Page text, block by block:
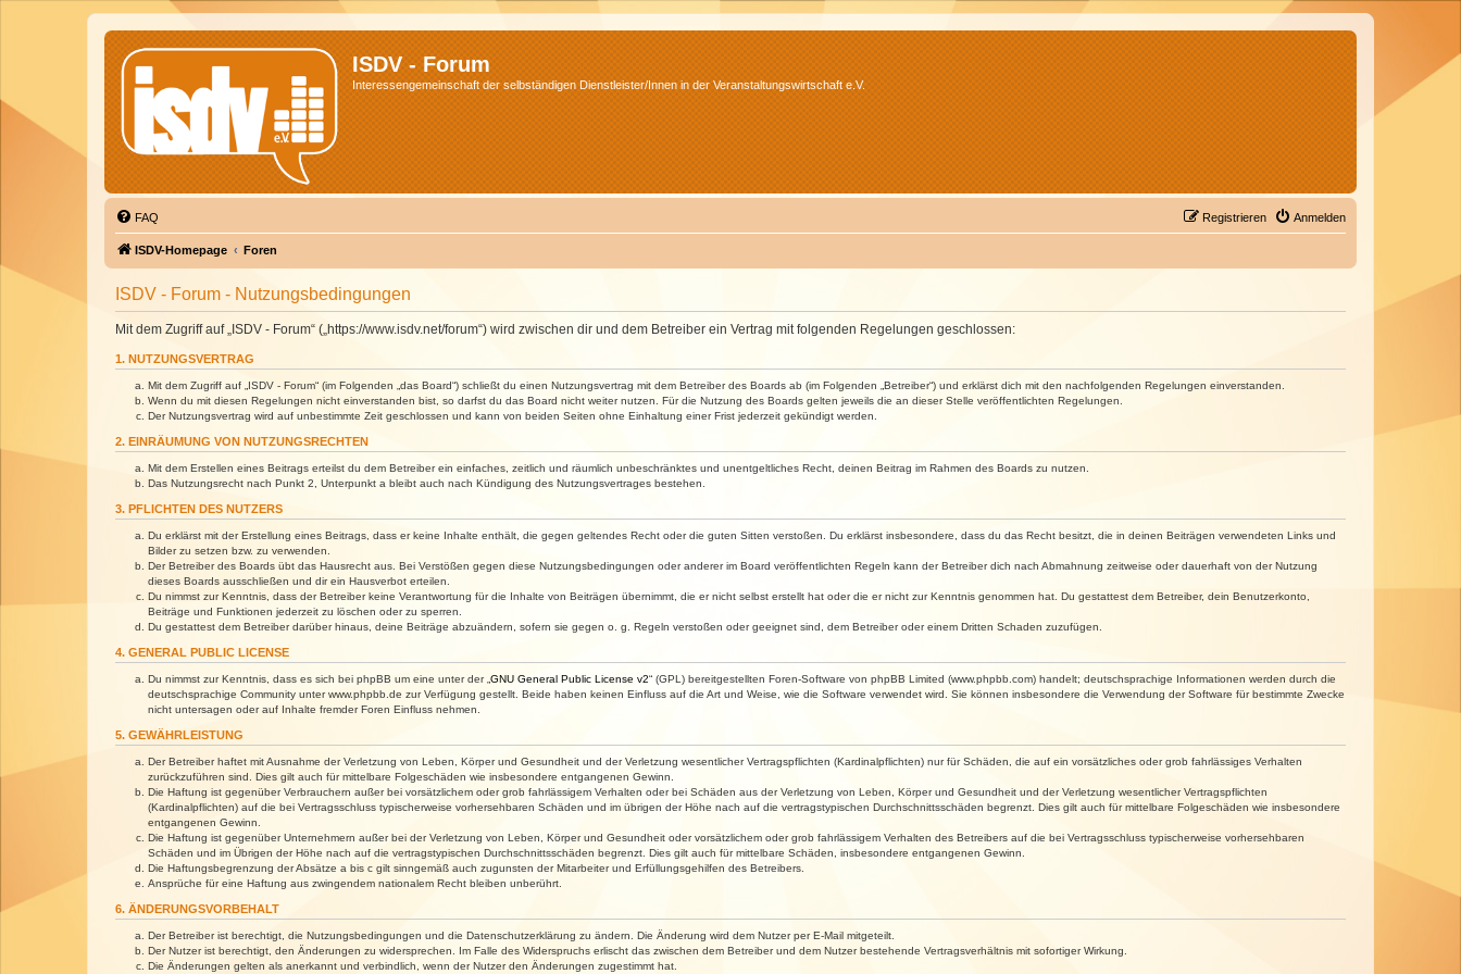
ISDV - Forum
Interessengemeinschaft der selbständigen Dienstleister/Innen in der Veranstaltungswirtschaft e.V.
FAQ Anmelden
Registrieren
ISDV-Homepage Foren
ISDV - Forum - Nutzungsbedingungen
Mit dem Zugriff auf „ISDV - Forum“ („https://www.isdv.net/forum“) wird zwischen dir und dem Betreiber ein Vertrag mit folgenden Regelungen geschlossen:
1. NUTZUNGSVERTRAG
Mit dem Zugriff auf „ISDV - Forum“ (im Folgenden „das Board“) schließt du einen Nutzungsvertrag mit dem Betreiber des Boards ab (im Folgenden „Betreiber“) und erklärst dich mit den nachfolgenden Regelungen einverstanden.
Wenn du mit diesen Regelungen nicht einverstanden bist, so darfst du das Board nicht weiter nutzen. Für die Nutzung des Boards gelten jeweils die an dieser Stelle veröffentlichten Regelungen.
Der Nutzungsvertrag wird auf unbestimmte Zeit geschlossen und kann von beiden Seiten ohne Einhaltung einer Frist jederzeit gekündigt werden.
2. EINRÄUMUNG VON NUTZUNGSRECHTEN
Mit dem Erstellen eines Beitrags erteilst du dem Betreiber ein einfaches, zeitlich und räumlich unbeschränktes und unentgeltliches Recht, deinen Beitrag im Rahmen des Boards zu nutzen.
Das Nutzungsrecht nach Punkt 2, Unterpunkt a bleibt auch nach Kündigung des Nutzungsvertrages bestehen.
3. PFLICHTEN DES NUTZERS
Du erklärst mit der Erstellung eines Beitrags, dass er keine Inhalte enthält, die gegen geltendes Recht oder die guten Sitten verstoßen. Du erklärst insbesondere, dass du das Recht besitzt, die in deinen Beiträgen verwendeten Links und
Bilder zu setzen bzw. zu verwenden.
Der Betreiber des Boards übt das Hausrecht aus. Bei Verstößen gegen diese Nutzungsbedingungen oder anderer im Board veröffentlichten Regeln kann der Betreiber dich nach Abmahnung zeitweise oder dauerhaft von der Nutzung
dieses Boards ausschließen und dir ein Hausverbot erteilen.
Du nimmst zur Kenntnis, dass der Betreiber keine Verantwortung für die Inhalte von Beiträgen übernimmt, die er nicht selbst erstellt hat oder die er nicht zur Kenntnis genommen hat. Du gestattest dem Betreiber, dein Benutzerkonto,
Beiträge und Funktionen jederzeit zu löschen oder zu sperren.
Du gestattest dem Betreiber darüber hinaus, deine Beiträge abzuändern, sofern sie gegen o. g. Regeln verstoßen oder geeignet sind, dem Betreiber oder einem Dritten Schaden zuzufügen.
4. GENERAL PUBLIC LICENSE
Du nimmst zur Kenntnis, dass es sich bei phpBB um eine unter der „ GNU General Public License v2“ (GPL) bereitgestellten Foren-Software von phpBB Limited (www.phpbb.com) handelt; deutschsprachige Informationen werden durch die
deutschsprachige Community unter www.phpbb.de zur Verfügung gestellt. Beide haben keinen Einfluss auf die Art und Weise, wie die Software verwendet wird. Sie können insbesondere die Verwendung der Software für bestimmte Zwecke
nicht untersagen oder auf Inhalte fremder Foren Einfluss nehmen.
5. GEWÄHRLEISTUNG
Der Betreiber haftet mit Ausnahme der Verletzung von Leben, Körper und Gesundheit und der Verletzung wesentlicher Vertragspflichten (Kardinalpflichten) nur für Schäden, die auf ein vorsätzliches oder grob fahrlässiges Verhalten
zurückzuführen sind. Dies gilt auch für mittelbare Folgeschäden wie insbesondere entgangenen Gewinn.
Die Haftung ist gegenüber Verbrauchern außer bei vorsätzlichem oder grob fahrlässigem Verhalten oder bei Schäden aus der Verletzung von Leben, Körper und Gesundheit und der Verletzung wesentlicher Vertragspflichten
(Kardinalpflichten) auf die bei Vertragsschluss typischerweise vorhersehbaren Schäden und im übrigen der Höhe nach auf die vertragstypischen Durchschnittsschäden begrenzt. Dies gilt auch für mittelbare Folgeschäden wie insbesondere
entgangenen Gewinn.
Die Haftung ist gegenüber Unternehmern außer bei der Verletzung von Leben, Körper und Gesundheit oder vorsätzlichem oder grob fahrlässigem Verhalten des Betreibers auf die bei Vertragsschluss typischerweise vorhersehbaren
Schäden und im Übrigen der Höhe nach auf die vertragstypischen Durchschnittsschäden begrenzt. Dies gilt auch für mittelbare Schäden, insbesondere entgangenen Gewinn.
Die Haftungsbegrenzung der Absätze a bis c gilt sinngemäß auch zugunsten der Mitarbeiter und Erfüllungsgehilfen des Betreibers.
Ansprüche für eine Haftung aus zwingendem nationalem Recht bleiben unberührt.
6. ÄNDERUNGSVORBEHALT
Der Betreiber ist berechtigt, die Nutzungsbedingungen und die Datenschutzerklärung zu ändern. Die Änderung wird dem Nutzer per E-Mail mitgeteilt.
Der Nutzer ist berechtigt, den Änderungen zu widersprechen. Im Falle des Widerspruchs erlischt das zwischen dem Betreiber und dem Nutzer bestehende Vertragsverhältnis mit sofortiger Wirkung.
Die Änderungen gelten als anerkannt und verbindlich, wenn der Nutzer den Änderungen zugestimmt hat.